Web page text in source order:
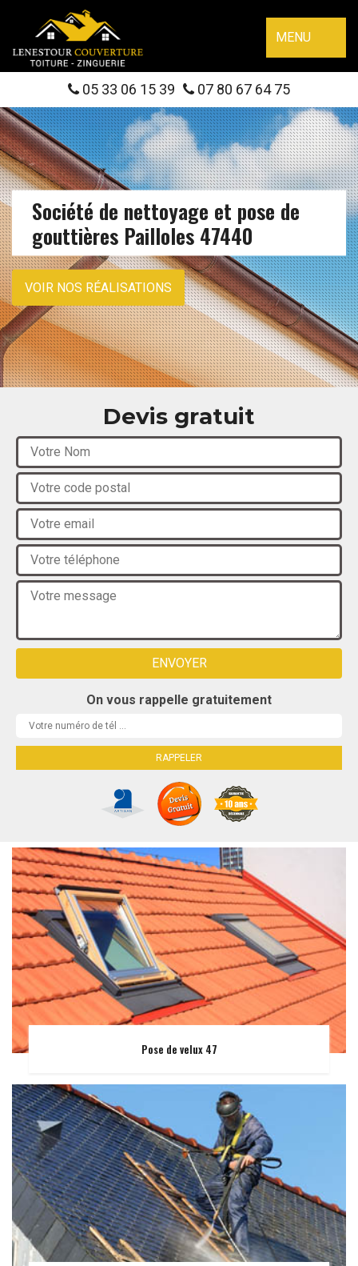
MENU
05 33 06 15 39 07 80 67 64 75
Société de nettoyage et pose de
gouttières Pailloles 47440
VOIR NOS RÉALISATIONS
Devis gratuit
On vous rappelle gratuitement
Pose de velux 47